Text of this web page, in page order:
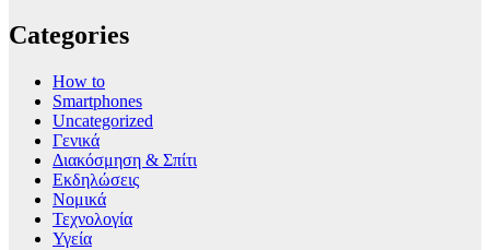
Categories
How to
Smartphones
Uncategorized
Γενικά
Διακόσμηση & Σπίτι
Εκδηλώσεις
Νομικά
Τεχνολογία
Υγεία